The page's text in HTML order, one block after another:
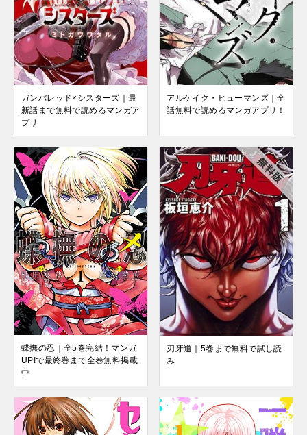
ガンバレッド×シスターズ｜最
新話まで無料で読めるマンガア
プリ
アルケイク・ヒューマンズ｜全
話無料で読めるマンガアプリ！
蝶撫の忍｜全5巻完結！マンガ
UP!で最終巻まで全巻無料掲載
中
刃牙道｜5巻まで無料で試し読
み